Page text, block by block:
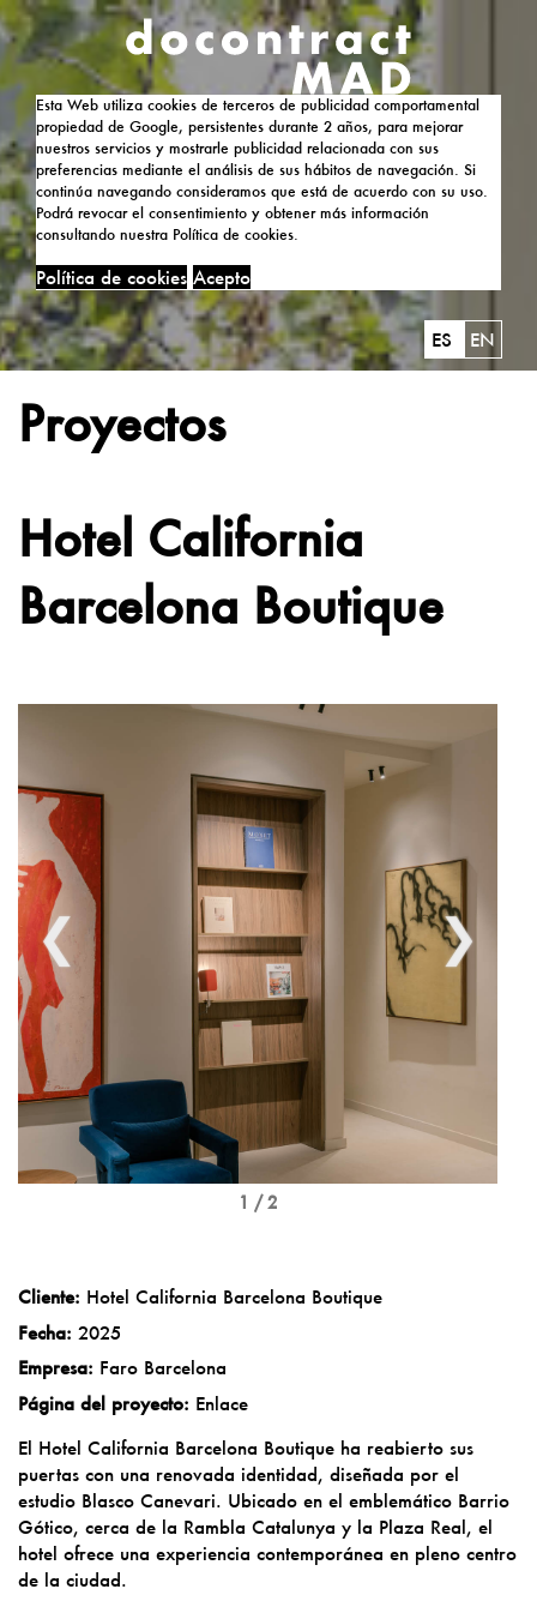
Esta Web utiliza cookies de terceros de publicidad comportamental
propiedad de Google, persistentes durante 2 años, para mejorar
nuestros servicios y mostrarle publicidad relacionada con sus
preferencias mediante el análisis de sus hábitos de navegación. Si
continúa navegando consideramos que está de acuerdo con su uso.
Podrá revocar el consentimiento y obtener más información
consultando nuestra Política de cookies.
Política de cookies Acepto
ES EN
Proyectos
Hotel California
Barcelona Boutique
❮ ❯
1 / 2
Cliente: Hotel California Barcelona Boutique
Fecha: 2025
Empresa: Faro Barcelona
Página del proyecto: Enlace
El Hotel California Barcelona Boutique ha reabierto sus
puertas con una renovada identidad, diseñada por el
estudio Blasco Canevari. Ubicado en el emblemático Barrio
Gótico, cerca de la Rambla Catalunya y la Plaza Real, el
hotel ofrece una experiencia contemporánea en pleno centro
de la ciudad.